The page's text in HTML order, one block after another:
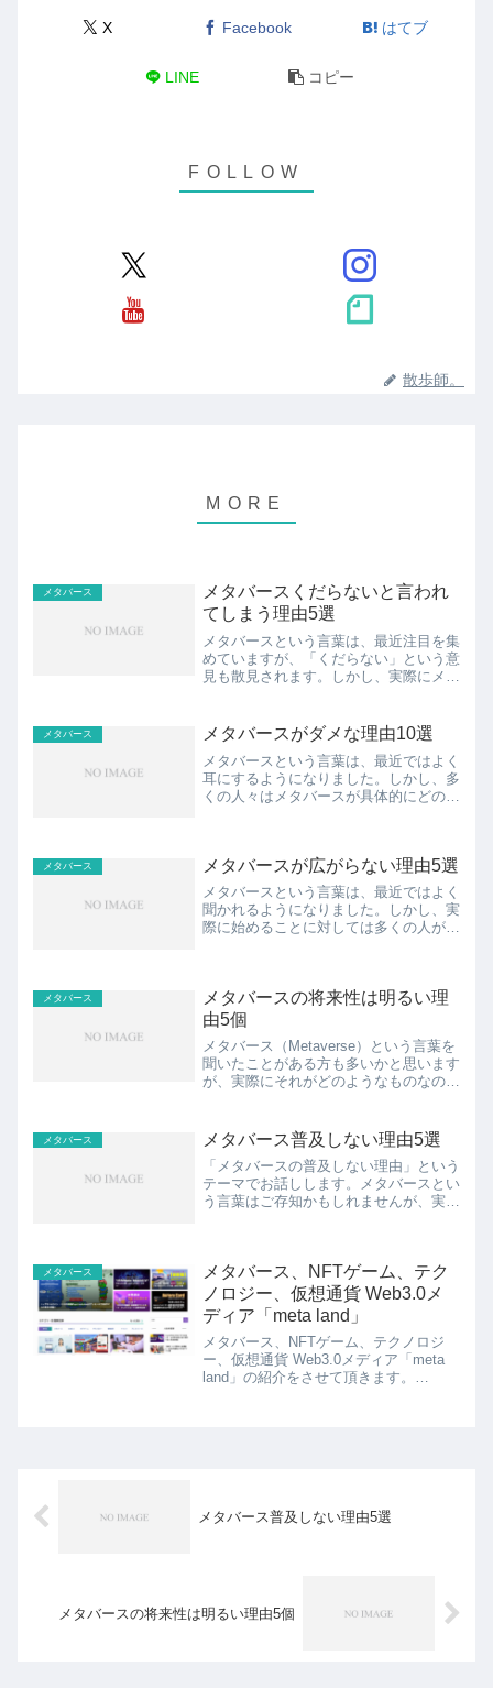
X Facebook はてブ
LINE コピー
散歩師。
メタバース
メタバースくだらないと言われ
てしまう理由5選
メタバースという言葉は、最近注目を集
めていますが、「くだらない」という意
見も散見されます。しかし、実際にメタ
付くでしょう。本記事では、メタバース
の概要を解説し、日常の忙...
メタバース メタバースがダメな理由10選
メタバースという言葉は、最近ではよく
耳にするようになりました。しかし、多
くの人々はメタバースが具体的にどのよ
す。本記事では、「メタバ...
メタバース メタバースが広がらない理由5選
メタバースという言葉は、最近ではよく
聞かれるようになりました。しかし、実
際に始めることに対しては多くの人が踏
要や始めることのメリットに...
メタバース
メタバースの将来性は明るい理
由5個
メタバース（Metaverse）という言葉を
聞いたことがある方も多いかと思います
が、実際にそれがどのようなものなの
しょうか？本記事では、忙しい日々の中
で時間を作ることが...
メタバース メタバース普及しない理由5選
「メタバースの普及しない理由」という
テーマでお話しします。メタバースとい
う言葉はご存知かもしれませんが、実際
の中でメタバースに興味を...
メタバース
メタバース、NFTゲーム、テク
ノロジー、仮想通貨 Web3.0メ
ディア「meta land」
メタバース、NFTゲーム、テクノロジ
ー、仮想通貨 Web3.0メディア「meta
land」の紹介をさせて頂きます。
メタバース普及しない理由5選
メタバースの将来性は明るい理由5個